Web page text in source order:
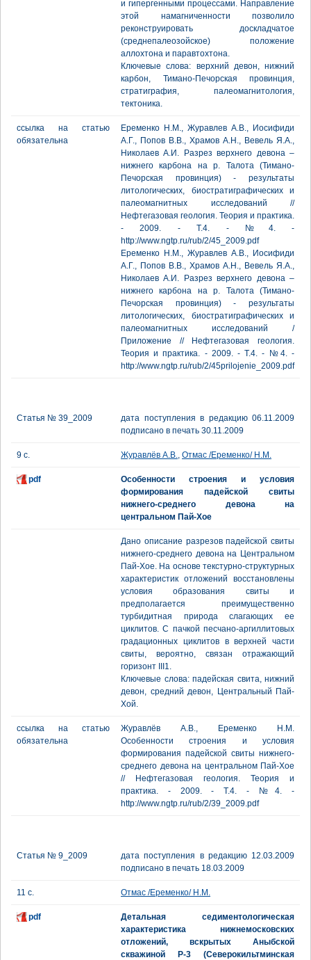
и гипергенными процессами. Направление
этой намагниченности позволило
реконструировать доскладчатое
(среднепалеозойское) положение
аллохтона и паравтохтона.
Ключевые слова: верхний девон, нижний
карбон, Тимано-Печорская провинция,
стратиграфия, палеомагнитология,
тектоника.
ссылка на статью
обязательна
Еременко Н.М., Журавлев А.В., Иосифиди
А.Г., Попов В.В., Храмов А.Н., Вевель Я.А.,
Николаев А.И. Разрез верхнего девона –
нижнего карбона на р. Талота (Тимано-
Печорская провинция) - результаты
литологических, биостратиграфических и
палеомагнитных исследований //
Нефтегазовая геология. Теория и практика.
- 2009. - Т.4. - №4. -
http://www.ngtp.ru/rub/2/45_2009.pdf
Еременко Н.М., Журавлев А.В., Иосифиди
А.Г., Попов В.В., Храмов А.Н., Вевель Я.А.,
Николаев А.И. Разрез верхнего девона –
нижнего карбона на р. Талота (Тимано-
Печорская провинция) - результаты
литологических, биостратиграфических и
палеомагнитных исследований /
Приложение // Нефтегазовая геология.
Теория и практика. - 2009. - Т.4. - №4. -
http://www.ngtp.ru/rub/2/45prilojenie_2009.pdf
Статья № 39_2009
дата поступления в редакцию 06.11.2009
подписано в печать 30.11.2009
9 с. Журавлёв А.В., Отмас /Еременко/ Н.М.
pdf
Особенности строения и условия
формирования падейской свиты
нижнего-среднего девона на
центральном Пай-Хое
Дано описание разрезов падейской свиты
нижнего-среднего девона на Центральном
Пай-Хое. На основе текстурно-структурных
характеристик отложений восстановлены
условия образования свиты и
предполагается преимущественно
турбидитная природа слагающих ее
циклитов. С пачкой песчано-аргиллитовых
градационных циклитов в верхней части
свиты, вероятно, связан отражающий
горизонт III1.
Ключевые слова: падейская свита, нижний
девон, средний девон, Центральный Пай-
Хой.
ссылка на статью
обязательна
Журавлёв А.В., Еременко Н.М.
Особенности строения и условия
формирования падейской свиты нижнего-
среднего девона на центральном Пай-Хое
// Нефтегазовая геология. Теория и
практика. - 2009. - Т.4. - №4. -
http://www.ngtp.ru/rub/2/39_2009.pdf
Статья № 9_2009
дата поступления в редакцию 12.03.2009
подписано в печать 18.03.2009
11 с. Отмас /Еременко/ Н.М.
pdf
Детальная седиментологическая
характеристика нижнемосковских
отложений, вскрытых Аныбской
скважиной Р-3 (Cеверокильтминская